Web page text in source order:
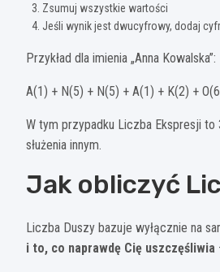
Zsumuj wszystkie wartości
Jeśli wynik jest dwucyfrowy, dodaj
Przykład dla imienia „Anna Kowalska”:
A(1) + N(5) + N(5) + A(1) + K(2) +
W tym przypadku Liczba Ekspresji
służenia innym.
Jak obliczyć
Liczba Duszy bazuje wyłącznie na
i to, co naprawdę Cię uszczęśliwia